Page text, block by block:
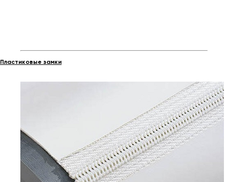
Пластиковые замки